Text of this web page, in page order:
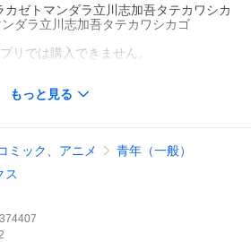
ゼトマンダラ立川志加吾タテカワシカ
ダラ立川志加吾タテカワシカゴ
リでは購入できません。
と見る
もっと見る
ミック、アニメ
青年（一般）
ス